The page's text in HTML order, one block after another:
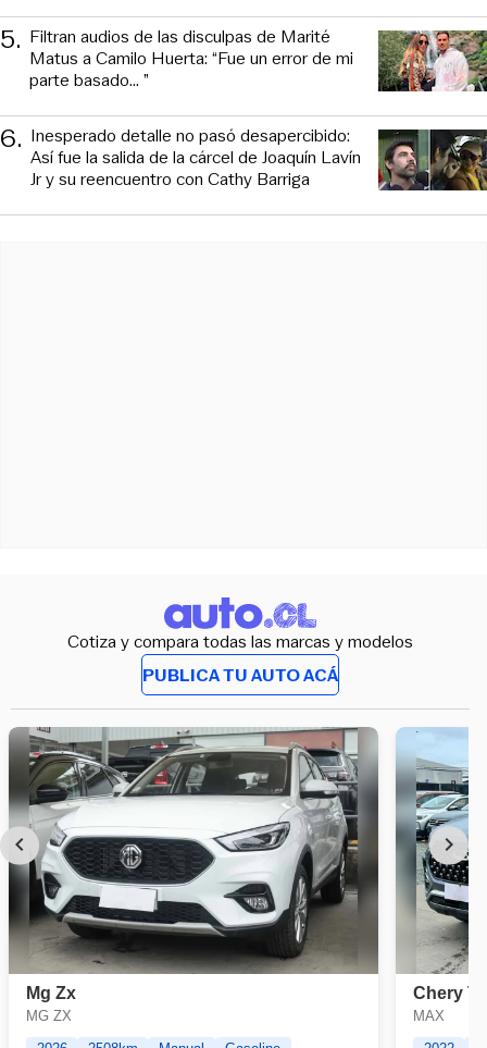
5. Filtran audios de las disculpas de Marité
Matus a Camilo Huerta: “Fue un error de mi
parte basado... ”
6. Inesperado detalle no pasó desapercibido:
Así fue la salida de la cárcel de Joaquín Lavín
Jr y su reencuentro con Cathy Barriga
Cotiza y compara todas las marcas y modelos
PUBLICA TU AUTO ACÁ